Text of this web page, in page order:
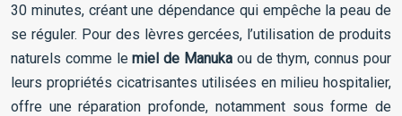
30 minutes, créant une dépendance qui empêche la peau de
se réguler. Pour des lèvres gercées, l’utilisation de produits
naturels comme lemiel de Manuka ou de thym, connus pour
leurs propriétés cicatrisantes utilisées en milieu hospitalier,
offre une réparation profonde, notamment sous forme de